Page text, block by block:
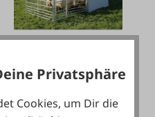
KERBL
Großraumhütte mit
Privatsphäre
Cookies, um Dir die